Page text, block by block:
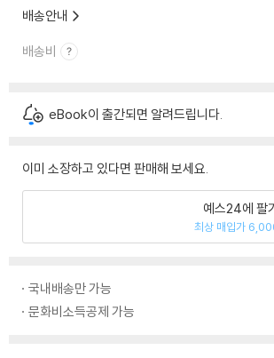
배송안내
배송비
eBook이 출간되면 알려드립니다.
이미 소장하고 있다면 판매해 보세요.
예스24에 팔
최상 매입가
국내배송만 가능
문화비소득공제 가능